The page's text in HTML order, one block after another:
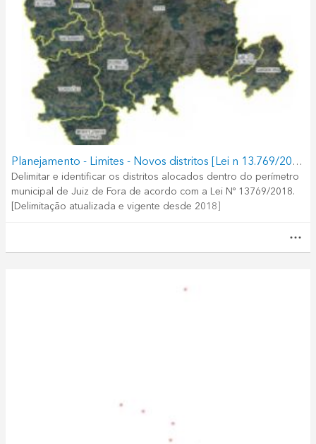
Planejamento - Limites - Novos distritos [Lei n 13.769/2018]
Delimitar e identificar os distritos alocados dentro do perímetro
municipal de Juiz de Fora de acordo com a Lei Nº 13769/2018.
[Delimitação atualizada e vigente desde 2018]